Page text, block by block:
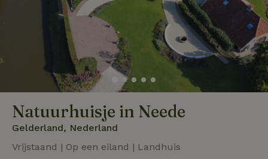
Natuurhuisje in Neede
Gelderland, Nederland
Vrijstaand | Op een eiland | Landhuis